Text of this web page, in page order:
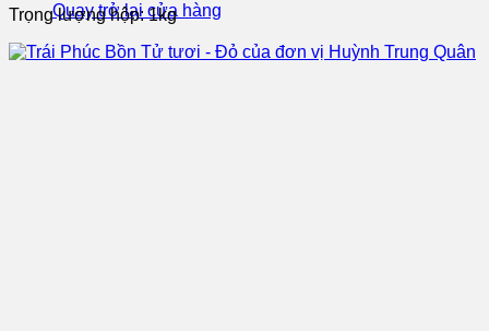
Quay trở lại cửa hàng
Trọng lượng hộp: 1kg